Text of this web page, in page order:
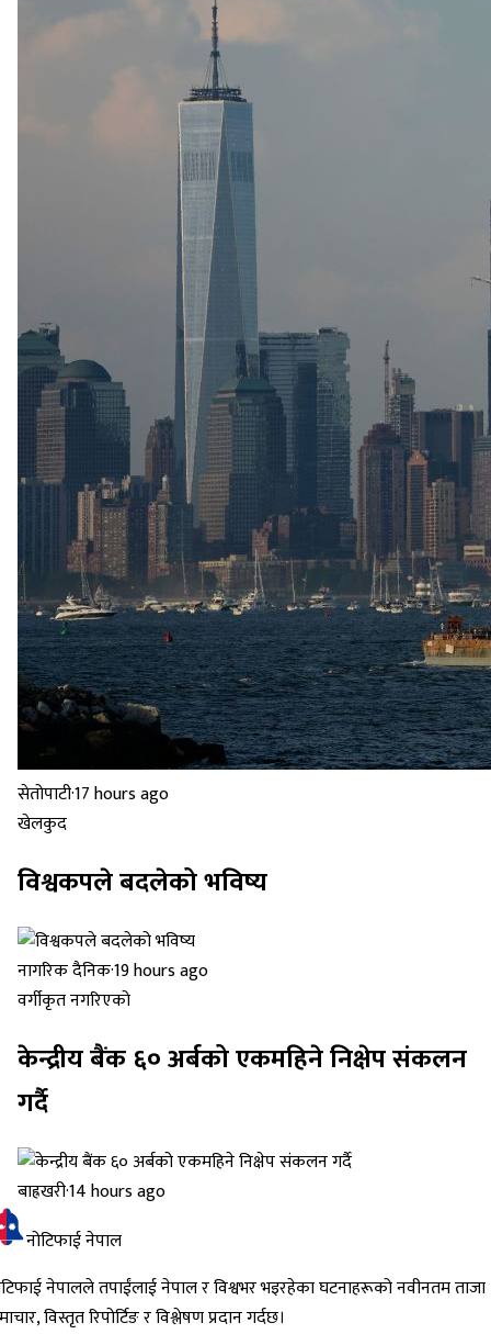
सेतोपाटी·17 hours ago
खेलकुद
विश्वकपले बदलेको भविष्य
नागरिक दैनिक·19 hours ago
वर्गीकृत नगरिएको
केन्द्रीय बैंक ६० अर्बको एकमहिने निक्षेप संकलन
गर्दै
बाह्रखरी·14 hours ago
नोटिफाई नेपाल
नेपालले तपाईंलाई नेपाल र विश्वभर भइरहेका घटनाहरूको नवीनतम ताजा
विस्तृत रिपोर्टिङ र विश्लेषण प्रदान गर्दछ।